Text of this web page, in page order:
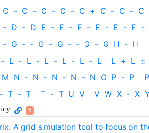
C - C - C - C - C + C - C - C
- D - D E - E - E - E - E - E -
- G - ‐ G - G - ‐ G - G H ‐ H
- L - L - L - L - L - L L + L ±
M N - N - N - N - N O P - P P
- T - T T - T U V V W X - X Y
1
A grid simulation tool to focus on